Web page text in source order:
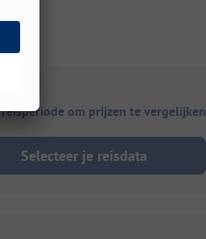
om prijzen te vergelijken
Selecteer je reisdata